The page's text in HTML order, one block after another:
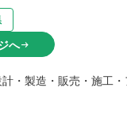
へarrow_right_alt
・製造・販売・施工